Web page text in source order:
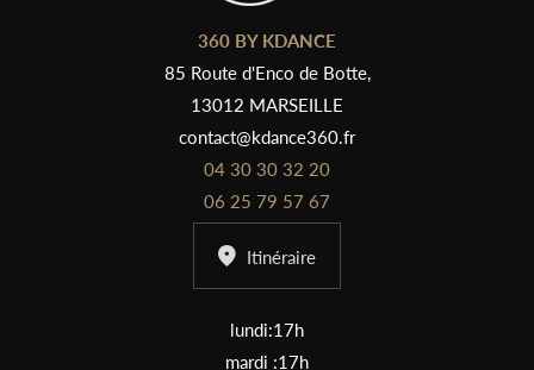
360 BY KDANCE
85 Route d'Enco de Botte,
13012 MARSEILLE
contact@kdance360.fr
04 30 30 32 20
06 25 79 57 67
Itinéraire
lundi:17h
mardi :17h